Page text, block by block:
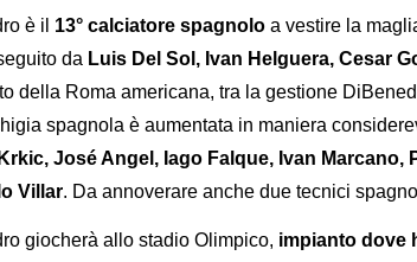
è il 13° calciatore spagnolo a vestire la
da Luis Del Sol, Ivan Helguera, Cesar
della Roma americana, tra la gestione
spagnola è aumentata in maniera
José Angel, Iago Falque, Ivan Marcano,
Villar. Da annoverare anche due tecnici
giocherà allo stadio Olimpico, impianto dove